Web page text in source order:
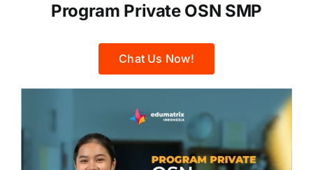
Program Private OSN SMP
Chat Us Now!